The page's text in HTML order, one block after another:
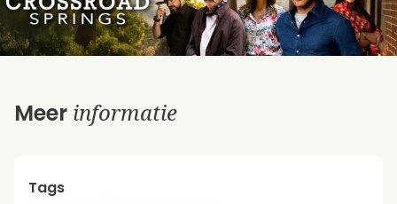
Meer informatie
Tags